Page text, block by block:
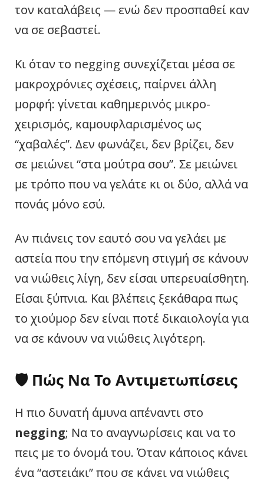
τον καταλάβεις — ενώ δεν προσπαθεί καν
να σε σεβαστεί.
Κι όταν το negging συνεχίζεται μέσα σε
μακροχρόνιες σχέσεις, παίρνει άλλη
μορφή: γίνεται καθημερινός μικρο-
χειρισμός, καμουφλαρισμένος ως
“χαβαλές”. Δεν φωνάζει, δεν βρίζει, δεν
σε μειώνει “στα μούτρα σου”. Σε μειώνει
με τρόπο που να γελάτε κι οι δύο, αλλά να
πονάς μόνο εσύ.
Αν πιάνεις τον εαυτό σου να γελάει με
αστεία που την επόμενη στιγμή σε κάνουν
να νιώθεις λίγη, δεν είσαι υπερευαίσθητη.
Είσαι ξύπνια. Και βλέπεις ξεκάθαρα πως
το χιούμορ δεν είναι ποτέ δικαιολογία για
να σε κάνουν να νιώθεις λιγότερη.
🛡️ Πώς Να Το Αντιμετωπίσεις
Η πιο δυνατή άμυνα απέναντι στο
negging; Να το αναγνωρίσεις και να το
πεις με το όνομά του. Όταν κάποιος κάνει
ένα “αστειάκι” που σε κάνει να νιώθεις